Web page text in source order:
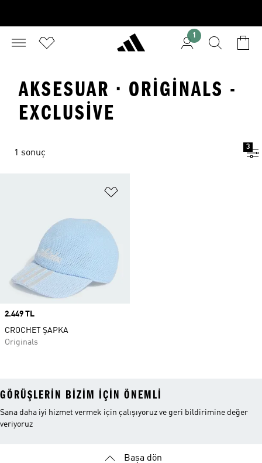
1
AKSESUAR · ORIGINALS -
EXCLUSIVE
1 sonuç
3
Price
2.449 TL
CROCHET ŞAPKA
Originals
GÖRÜŞLERIN BIZIM IÇIN ÖNEMLI
Sana daha iyi hizmet vermek için çalışıyoruz ve geri bildirimine değer
veriyoruz
Başa dön